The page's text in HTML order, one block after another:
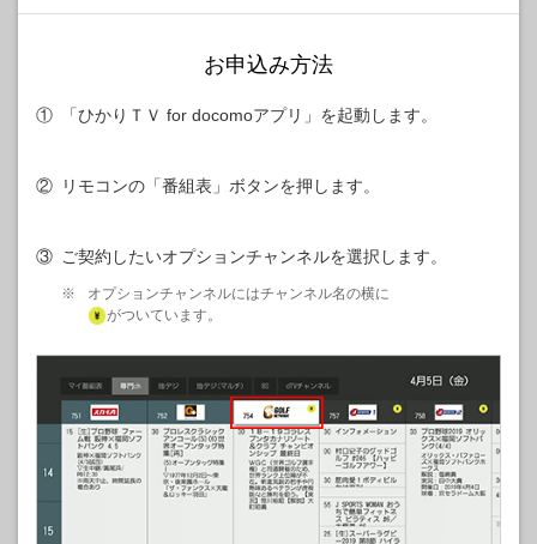
お申込み方法
① 「ひかりＴＶ for docomoアプリ」を起動します。
② リモコンの「番組表」ボタンを押します。
③ ご契約したいオプションチャンネルを選択します。
※
オプションチャンネルにはチャンネル名の横に
がついています。